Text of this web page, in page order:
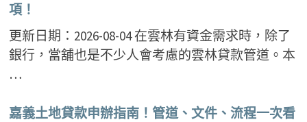
項！
更新日期：2026-08-04 在雲林有資金需求時，除了
銀行，當舖也是不少人會考慮的雲林貸款管道。本
…
嘉義土地貸款申辦指南！管道、文件、流程一次看